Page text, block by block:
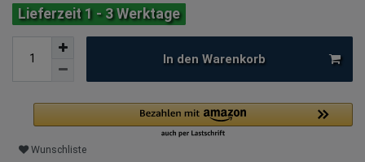
Lieferzeit 1 - 3 Werktage
In den Warenkorb
Wunschliste